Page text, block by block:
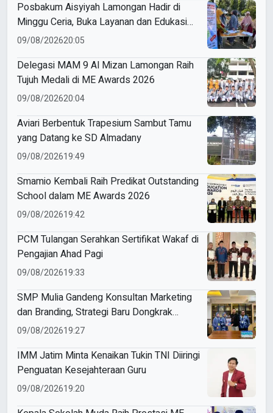
Posbakum Aisyiyah Lamongan Hadir di
Minggu Ceria, Buka Layanan dan Edukasi
Hukum Gratis untuk Perempuan
09/08/202620:05
Delegasi MAM 9 Al Mizan Lamongan Raih
Tujuh Medali di ME Awards 2026
09/08/202620:04
Aviari Berbentuk Trapesium Sambut Tamu
yang Datang ke SD Almadany
09/08/202619:49
Smamio Kembali Raih Predikat Outstanding
School dalam ME Awards 2026
09/08/202619:42
PCM Tulangan Serahkan Sertifikat Wakaf di
Pengajian Ahad Pagi
09/08/202619:33
SMP Mulia Gandeng Konsultan Marketing
dan Branding, Strategi Baru Dongkrak
Perolehan Siswa
09/08/202619:27
IMM Jatim Minta Kenaikan Tukin TNI Diiringi
Penguatan Kesejahteraan Guru
09/08/202619:20